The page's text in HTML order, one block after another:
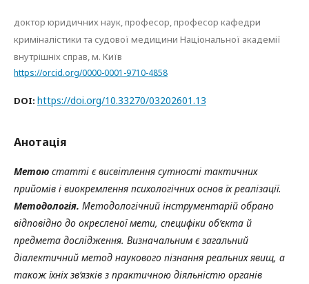
доктор юридичних наук, професор, професор кафедри
криміналістики та судової медицини Національної академії
внутрішніх справ, м. Київ
https://orcid.org/0000-0001-9710-4858
DOI: https://doi.org/10.33270/03202601.13
Анотація
Метою статті є висвітлення сутності тактичних
прийомів і виокремлення психологічних основ їх реалізації.
Методологія. Методологічний інструментарій обрано
відповідно до окресленої мети, специфіки об’єкта й
предмета дослідження. Визначальним є загальний
діалектичний метод наукового пізнання реальних явищ, а
також їхніх зв’язків з практичною діяльністю органів